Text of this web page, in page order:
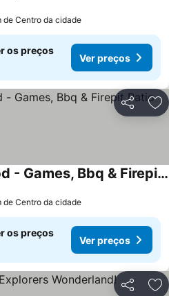
de Centro da cidade
os preços
Ver preços
Partilhar
Centrally Located 5bd - Games, Bbq & Firepit Patio
de Centro da cidade
os preços
Ver preços
Partilhar